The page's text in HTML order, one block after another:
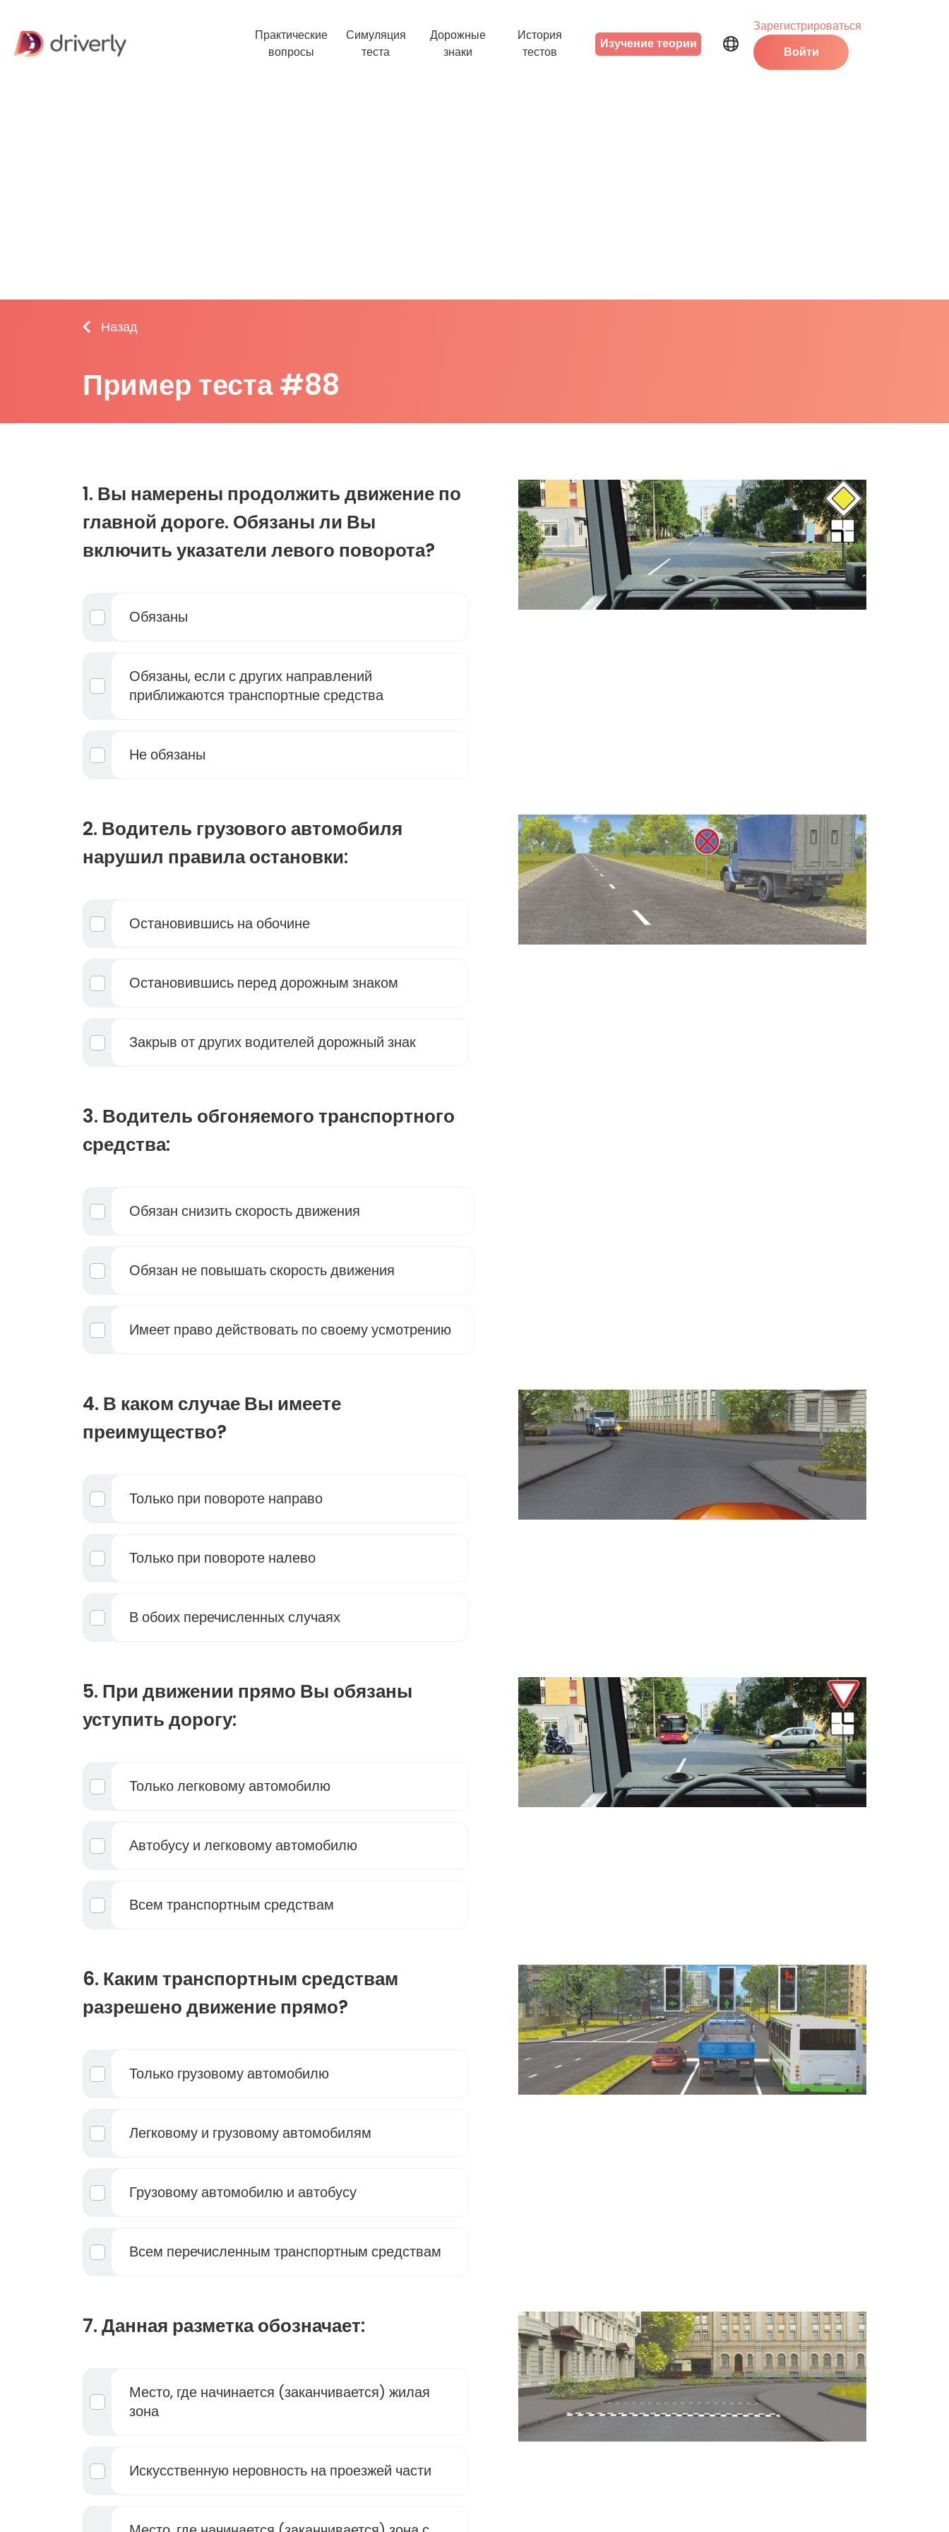
Практические
вопросы
Симуляция
теста
Дорожные
знаки
История
тестов
Изучение теории
Зарегистрироваться
Войти
Назад
Пример теста #88
1. Вы намерены продолжить движение по
главной дороге. Обязаны ли Вы
включить указатели левого поворота?
Обязаны
Обязаны, если с других направлений
приближаются транспортные средства
Не обязаны
2. Водитель грузового автомобиля
нарушил правила остановки:
Остановившись на обочине
Остановившись перед дорожным знаком
Закрыв от других водителей дорожный знак
3. Водитель обгоняемого транспортного
средства:
Обязан снизить скорость движения
Обязан не повышать скорость движения
Имеет право действовать по своему усмотрению
4. В каком случае Вы имеете
преимущество?
Только при повороте направо
Только при повороте налево
В обоих перечисленных случаях
5. При движении прямо Вы обязаны
уступить дорогу:
Только легковому автомобилю
Автобусу и легковому автомобилю
Всем транспортным средствам
6. Каким транспортным средствам
разрешено движение прямо?
Только грузовому автомобилю
Легковому и грузовому автомобилям
Грузовому автомобилю и автобусу
Всем перечисленным транспортным средствам
7. Данная разметка обозначает:
Место, где начинается (заканчивается) жилая
зона
Искусственную неровность на проезжей части